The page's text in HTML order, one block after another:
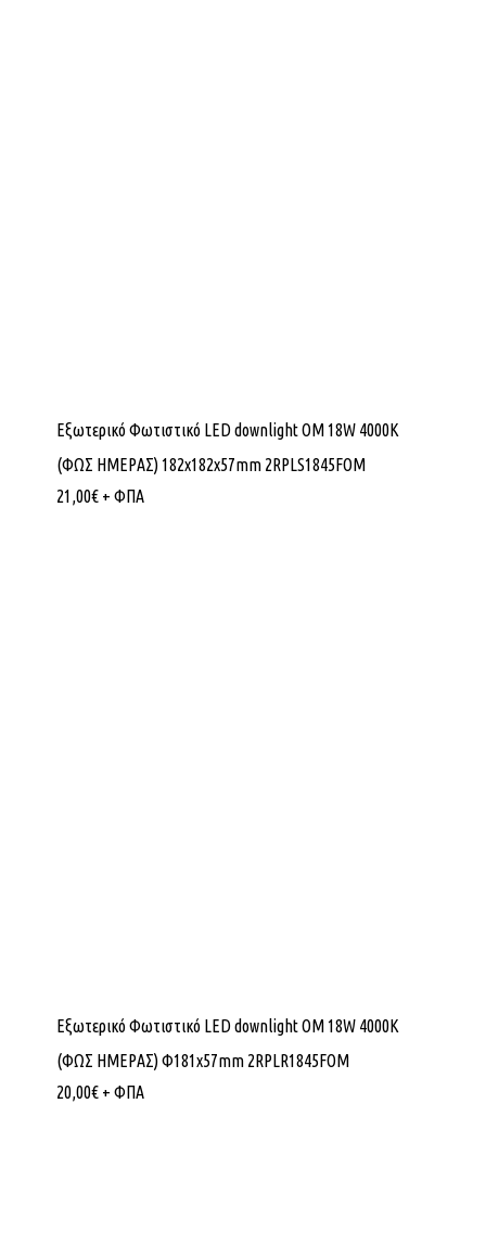
Εξωτερικό Φωτιστικό LED downlight OM 18W 4000K
(ΦΩΣ ΗΜΕΡΑΣ) 182x182x57mm 2RPLS1845FOM
21,00€ + ΦΠΑ
Εξωτερικό Φωτιστικό LED downlight OM 18W 4000K
(ΦΩΣ ΗΜΕΡΑΣ) Φ181x57mm 2RPLR1845FOM
20,00€ + ΦΠΑ